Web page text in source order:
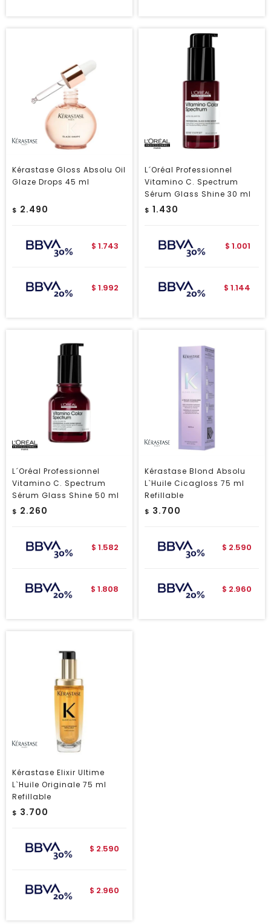
Kérastase Gloss Absolu Oil
Glaze Drops 45 ml
$ 2.490
$ 1.743
$ 1.992
L´Oréal Professionnel
Vitamino C. Spectrum
Sérum Glass Shine 30 ml
$ 1.430
$ 1.001
$ 1.144
L´Oréal Professionnel
Vitamino C. Spectrum
Sérum Glass Shine 50 ml
$ 2.260
$ 1.582
$ 1.808
Kérastase Blond Absolu
L`Huile Cicagloss 75 ml
Refillable
$ 3.700
$ 2.590
$ 2.960
Kérastase Elixir Ultime
L`Huile Originale 75 ml
Refillable
$ 3.700
$ 2.590
$ 2.960